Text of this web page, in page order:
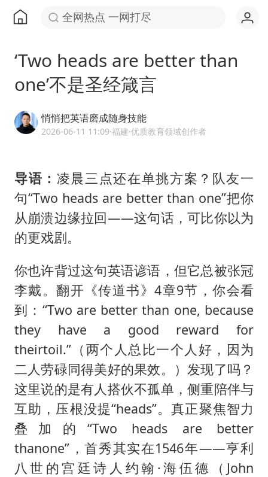
全网热点 一网打尽
‘Two heads are better than
one’不是圣经箴言
悄悄把英语磨成随身技能
2026-06-11 11:09·福建·优质教育领域创作者
导语： 凌晨三点还在单挑方案？队友一
句“Two heads are better than one”把你
从崩溃边缘拉回——这句话，可比你以为
的更戏剧。
你也许背过这句英语谚语，但它总被张冠
李戴。翻开《传道书》4章9节，你会看
到：“Two are better than one, because
they have a good reward for
theirtoil.”（两个人总比一个人好，因为
二人劳碌同得美好的果效。）发现了吗？
这里说的是有人搭伙不孤单，侧重陪伴与
互助，压根没提“heads”。真正聚焦智力
叠加的“Two heads are better
thanone”，首秀其实在1546年——亨利
八世的宫廷诗人约翰·海伍德（John